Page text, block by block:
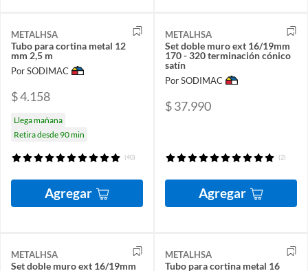
METALHSA
Tubo para cortina metal 12
mm 2,5 m
Por SODIMAC
$ 4.158
Llega mañana
Retira desde 90 min
(40)
Agregar
METALHSA
Set doble muro ext 16/19mm
170 - 320 terminación cónico
satín
Por SODIMAC
$ 37.990
(2)
Agregar
METALHSA
Set doble muro ext 16/19mm
METALHSA
Tubo para cortina metal 16